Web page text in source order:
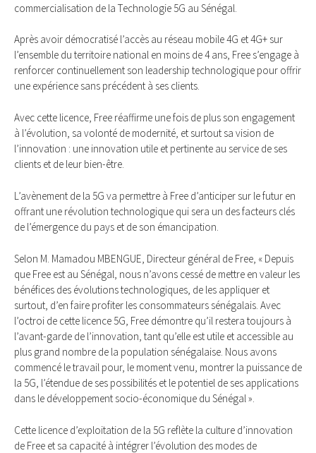
commercialisation de la Technologie 5G au Sénégal.
Après avoir démocratisé l’accès au réseau mobile 4G et 4G+ sur
l’ensemble du territoire national en moins de 4 ans, Free s’engage à
renforcer continuellement son leadership technologique pour offrir
une expérience sans précédent à ses clients.
Avec cette licence, Free réaffirme une fois de plus son engagement
à l’évolution, sa volonté de modernité, et surtout sa vision de
l’innovation : une innovation utile et pertinente au service de ses
clients et de leur bien-être.
L’avènement de la 5G va permettre à Free d’anticiper sur le futur en
offrant une révolution technologique qui sera un des facteurs clés
de l’émergence du pays et de son émancipation.
Selon M. Mamadou MBENGUE, Directeur général de Free, « Depuis
que Free est au Sénégal, nous n’avons cessé de mettre en valeur les
bénéfices des évolutions technologiques, de les appliquer et
surtout, d’en faire profiter les consommateurs sénégalais. Avec
l’octroi de cette licence 5G, Free démontre qu’il restera toujours à
l’avant-garde de l’innovation, tant qu’elle est utile et accessible au
plus grand nombre de la population sénégalaise. Nous avons
commencé le travail pour, le moment venu, montrer la puissance de
la 5G, l’étendue de ses possibilités et le potentiel de ses applications
dans le développement socio-économique du Sénégal ».
Cette licence d’exploitation de la 5G reflète la culture d’innovation
de Free et sa capacité à intégrer l’évolution des modes de